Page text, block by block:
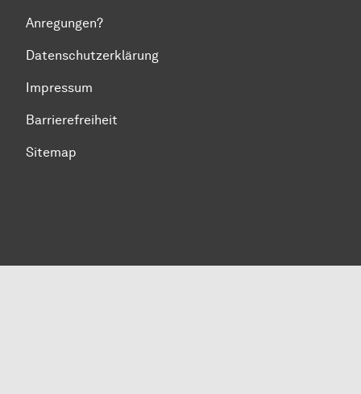
Anregungen?
Datenschutzerklärung
Impressum
Barrierefreiheit
Sitemap